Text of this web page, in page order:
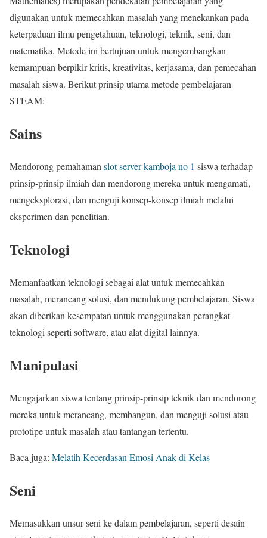
digunakan untuk memecahkan masalah yang menekankan pada
keterpaduan ilmu pengetahuan, teknologi, teknik, seni, dan
matematika. Metode ini bertujuan untuk mengembangkan
kemampuan berpikir kritis, kreativitas, kerjasama, dan pemecahan
masalah siswa. Berikut prinsip utama metode pembelajaran
STEAM:
Sains
Mendorong pemahamanslot server kamboja no 1 siswa terhadap
prinsip-prinsip ilmiah dan mendorong mereka untuk mengamati,
mengeksplorasi, dan menguji konsep-konsep ilmiah melalui
eksperimen dan penelitian.
Teknologi
Memanfaatkan teknologi sebagai alat untuk memecahkan
masalah, merancang solusi, dan mendukung pembelajaran. Siswa
akan diberikan kesempatan untuk menggunakan perangkat
teknologi seperti software, atau alat digital lainnya.
Manipulasi
Mengajarkan siswa tentang prinsip-prinsip teknik dan mendorong
mereka untuk merancang, membangun, dan menguji solusi atau
prototipe untuk masalah atau tantangan tertentu.
Baca juga: Melatih Kecerdasan Emosi Anak di Kelas
Seni
Memasukkan unsur seni ke dalam pembelajaran, seperti desain